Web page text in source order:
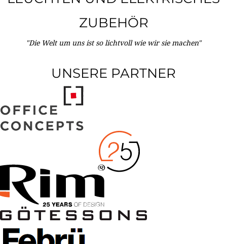
ZUBEHÖR
"Die Welt um uns ist so lichtvoll wie wir sie machen"
UNSERE PARTNER